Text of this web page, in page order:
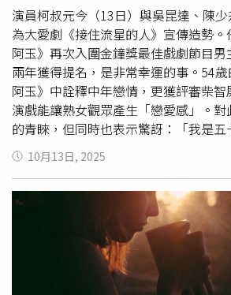
演員柯叔元今（13日）與吳昆達、陳少
為大愛劇《接住流星的人》宣傳造勢
阿玉》再次入圍金鐘獎最佳戲劇節目
兩年獲得提名，是非常幸運的事。54
阿玉》中詮釋中年戀情，更獲評審柴
演戲能讓熟女觀眾產生「戀愛感」。
的青睞，但同時也表示驚訝：「我是
還會有戀愛感。」談到對金鐘獎的心
又怕受傷害」，現在能參加金鐘獎就
新舊朋友。他說：「從我2017年入圍
老人家，今年我最老，我也只能佩服。
包括宋偉恩、范少勳、連炳發、楊祐寧
相差10歲，他笑稱兩人是在「
透露以前挑選對象有一大堆如身高、職
在只求「個性好就好」。不過，他表示
10月13日, 2025